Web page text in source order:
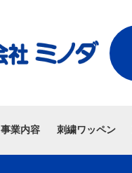
事業内容 刺繍ワッペン